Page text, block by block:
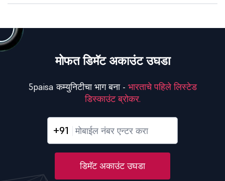
मोफत डिमॅट अकाउंट उघडा
5paisa कम्युनिटीचा भाग बना - भारताचे पहिले लिस्टेड
डिस्काउंट ब्रोकर.
+91
डिमॅट अकाउंट उघडा